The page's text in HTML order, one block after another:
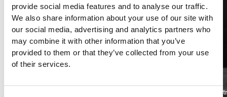
provide social media features and to analyse our traffic.
We also share information about your use of our site with
our social media, advertising and analytics partners who
may combine it with other information that you’ve
provided to them or that they’ve collected from your use
of their services.
XCESS